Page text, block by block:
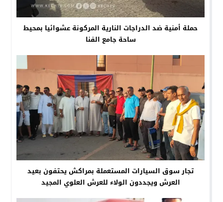
حملة أمنية ضد الدراجات النارية المركونة عشوائيا بمحيط
ساحة جامع الفنا
تجار سوق السيارات المستعملة بمراكش يحتفون بعيد
العرش ويجددون الولاء للعرش العلوي المجيد